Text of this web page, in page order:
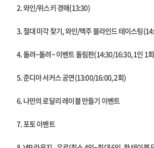
2. 와인/위스키 경매(13:30)
3. 절대 미각 찾기, 와인/맥주 블라인드 테이스팅
4. 돌려~돌려~ 이벤트 돌림판(14:30/16:30, 1인 1
5. 준디아 서커스 공연(13:00/16:00, 2회)
6. 나만의 로달리 레이블 만들기 이벤트
7. 포토 이벤트